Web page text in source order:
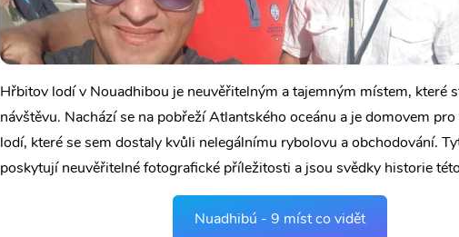
Hřbitov lodí v Nouadhibou je neuvěřitelným a tajemným místem, které
návštěvu. Nachází se na pobřeží Atlantského oceánu a je domovem
lodí, které se sem dostaly kvůli nelegálnímu rybolovu a obchodování.
poskytují neuvěřitelné fotografické příležitosti a jsou svědky historie
Nuadhibú - 9 míst co vidět